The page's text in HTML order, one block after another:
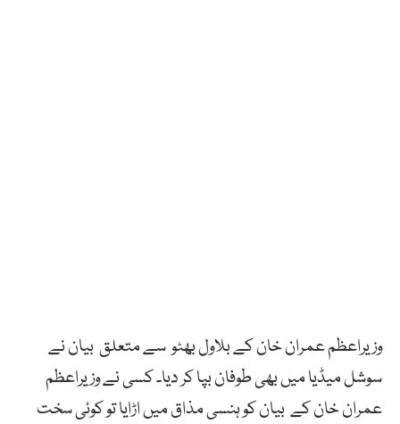
وزیراعظمعمرانخانکےبلاولبھٹو سے متعلق بیاننے
سوشلمیڈیامیںبھیطوفانبپاکردیا۔کسینے وزیراعظم
عمران خان کے بیانکوہنسیمذاقمیںاڑایاتوکوئیسخت